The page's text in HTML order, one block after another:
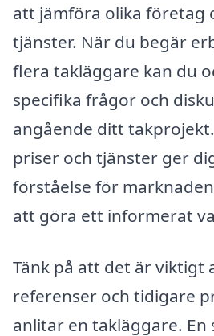
att jämföra olika företag
tjänster. När du begär
flera takläggare kan du
specifika frågor och
angående ditt
priser och tjänster ger
förståelse för
att göra ett informerat
Tänk på att det är viktigt
referenser och tidigare
anlitar en takläggare. En